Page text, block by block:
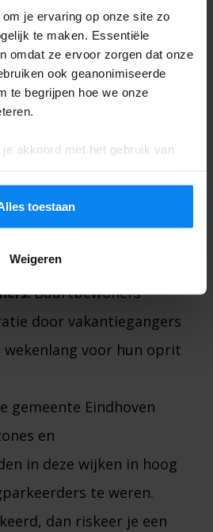
je ervaring op onze site zo
te maken. Essentiële
omdat ze ervoor zorgen dat onze
ook geanonimiseerde
te begrijpen hoe we onze
akkoord met het gebruik van
aanpassen. Bekijk voor alle
. toestaan
Weigeren
Airport een
je auto gratis
vlak naast de
terminal lopen of een
Hoewel dit in sommige
is toegestaan, raden
Buurtbewoners
door vakantiegangers
wekenlang voor hun oprit
gemeente Eindhoven
en
in deze wijken in hoog
te weren.
dan riskeer je een